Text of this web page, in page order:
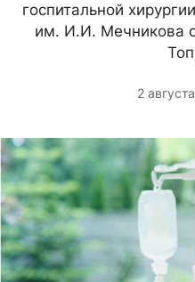
госпитальной
им. И.И. Мечникова
2